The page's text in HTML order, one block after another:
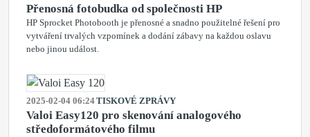
Přenosná fotobudka od společnosti HP
HP Sprocket Photobooth je přenosné a snadno použitelné řešení pro
vytváření trvalých vzpomínek a dodání zábavy na každou oslavu
nebo jinou událost.
2025-02-04 06:24TISKOVÉ ZPRÁVY
Valoi Easy120 pro skenování analogového
středoformátového filmu